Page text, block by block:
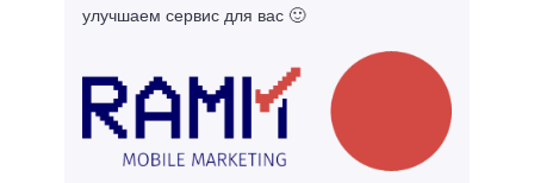
улучшаем сервис для вас 🙂